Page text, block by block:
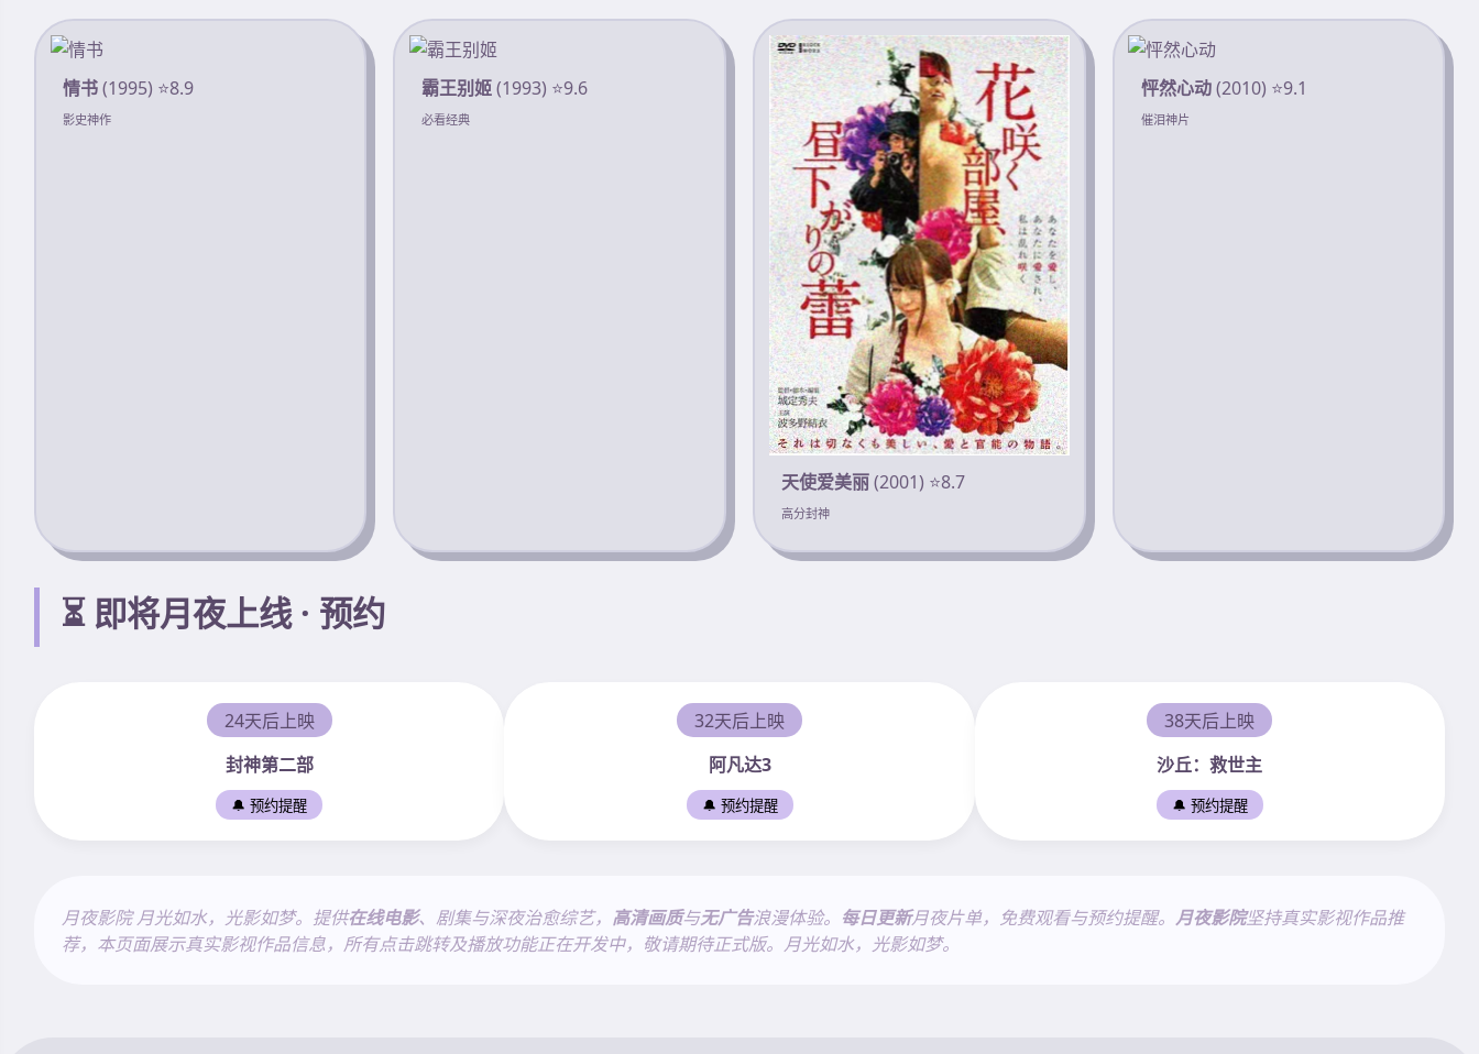
情书(1995) ⭐8.9
影史神作
霸王别姬(1993) ⭐9.6
必看经典
天使爱美丽(2001) ⭐8.7
高分封神
怦然心动(2010) ⭐9.1
催泪神片
⏳ 即将月夜上线 · 预约
24天后上映
封神第二部
🔔 预约提醒
32天后上映
阿凡达3
🔔 预约提醒
38天后上映
沙丘：救世主
🔔 预约提醒
月夜影院 月光如水，光影如梦。提供在线电影、剧集与深夜治愈综艺， 高清画质与无广告浪漫体验。 每日更新月夜片单，免费观看与预约提醒。月夜影院坚持真实影视作品推
荐，本页面展示真实影视作品信息，所有点击跳转及播放功能正在开发中，敬请期待正式版。月光如水，光影如梦。